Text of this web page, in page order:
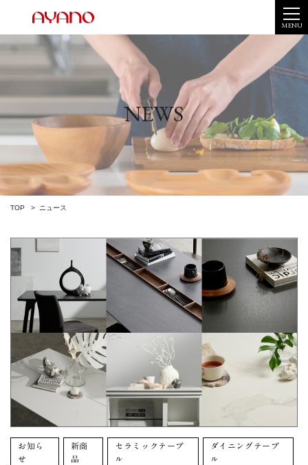
MENU
NEWS
TOP ニュース
お知ら
せ
新商
品
セラミックテーブ
ル
ダイニングテーブ
ル